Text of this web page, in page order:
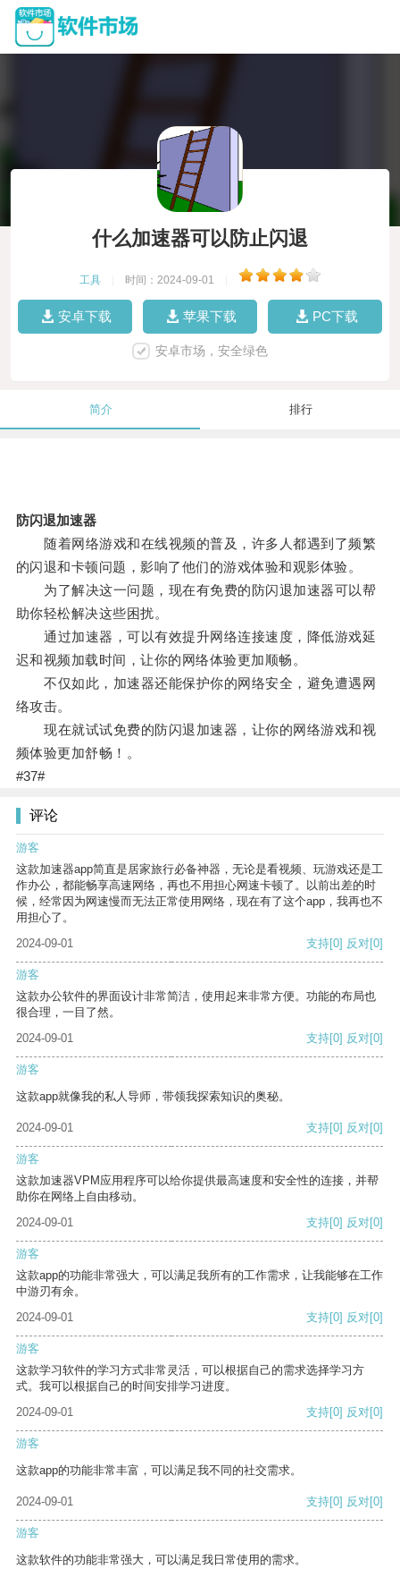
什么加速器可以防止闪退
工具 时间：2024-09-01
安卓下载 苹果下载 PC下载
安卓市场，安全绿色
简介 排行
防闪退加速器
随着网络游戏和在线视频的普及，许多人都遇到了频繁
的闪退和卡顿问题，影响了他们的游戏体验和观影体验。
为了解决这一问题，现在有免费的防闪退加速器可以帮
助你轻松解决这些困扰。
通过加速器，可以有效提升网络连接速度，降低游戏延
迟和视频加载时间，让你的网络体验更加顺畅。
不仅如此，加速器还能保护你的网络安全，避免遭遇网
络攻击。
现在就试试免费的防闪退加速器，让你的网络游戏和视
频体验更加舒畅！。
#37#
评论
游客
这款加速器app简直是居家旅行必备神器，无论是看视频、玩游戏还是工
作办公，都能畅享高速网络，再也不用担心网速卡顿了。以前出差的时
候，经常因为网速慢而无法正常使用网络，现在有了这个app，我再也不
用担心了。
2024-09-01
支持[0] 反对[0]
游客
这款办公软件的界面设计非常简洁，使用起来非常方便。功能的布局也
很合理，一目了然。
2024-09-01
支持[0] 反对[0]
游客
这款app就像我的私人导师，带领我探索知识的奥秘。
2024-09-01 支持[0] 反对[0]
游客
这款加速器VPM应用程序可以给你提供最高速度和安全性的连接，并帮
助你在网络上自由移动。
2024-09-01
支持[0] 反对[0]
游客
这款app的功能非常强大，可以满足我所有的工作需求，让我能够在工作
中游刃有余。
2024-09-01
支持[0] 反对[0]
游客
这款学习软件的学习方式非常灵活，可以根据自己的需求选择学习方
式。我可以根据自己的时间安排学习进度。
2024-09-01
支持[0] 反对[0]
游客
这款app的功能非常丰富，可以满足我不同的社交需求。
2024-09-01 支持[0] 反对[0]
游客
这款软件的功能非常强大，可以满足我日常使用的需求。